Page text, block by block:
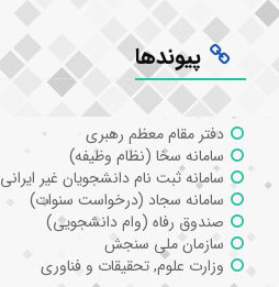
پیوندها
دفتر مقام معظم رهبری
سامانه سخا (نظام وظیفه)
سامانه ثبت نام دانشجویان غیر ایرانی
سامانه سجاد (درخواست سنوات)
صندوق رفاه (وام دانشجویی)
سازمان ملی سنجش
وزارت علوم, تحقیقات و فناوری